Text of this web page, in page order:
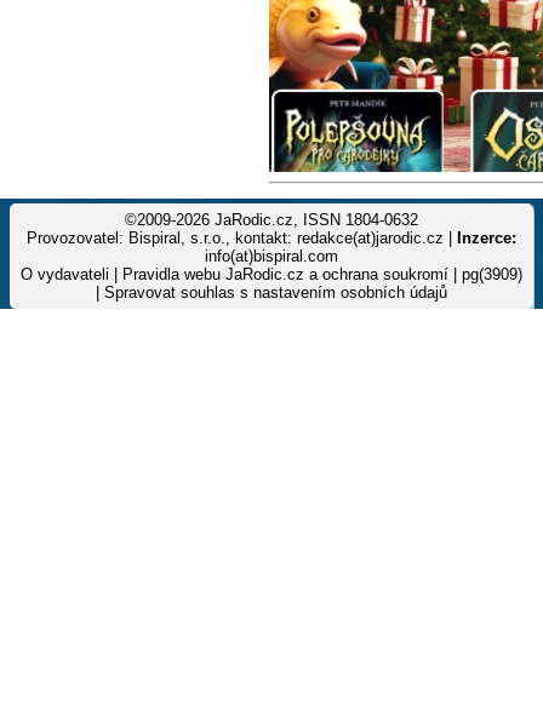
©2009-2026 JaRodic.cz, ISSN 1804-0632
Provozovatel: Bispiral, s.r.o., kontakt: redakce(at)jarodic.cz |
Inzerce:
info(at)bispiral.com
O vydavateli
Pravidla webu JaRodic.cz a ochrana soukromí | pg(3909)
Spravovat souhlas s nastavením osobních údajů